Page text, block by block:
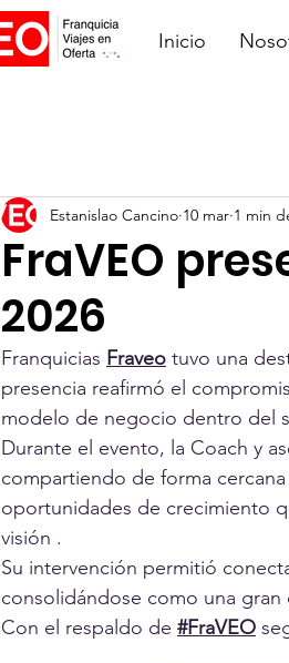
Inicio
FraVEO
2026
Estanislao Cancino 10 mar 1 min
Franquicias Fraveo tuvo una
presencia reafirmó el
modelo de negocio dentro del
Durante el evento, la Coach y
compartiendo de forma
oportunidades de crecimiento
visión .
Su intervención permitió
consolidándose como una
Con el respaldo de #FraVEO